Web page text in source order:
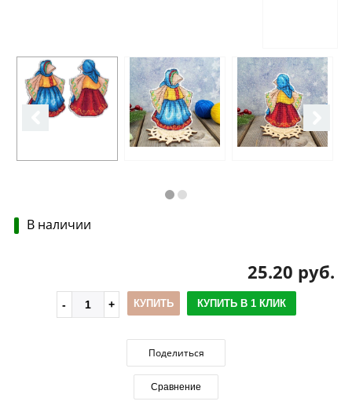
В наличии
25.20 руб.
КУПИТЬ КУПИТЬ В 1 КЛИК
Поделиться
Сравнение